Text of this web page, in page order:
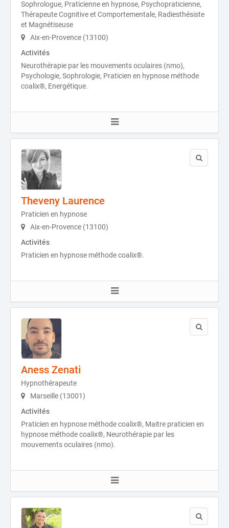
Sophrologue, Praticienne en hypnose, Psychopraticienne,
Thérapeute Cognitive et Comportementale, Radiesthésiste
et Magnétiseuse
Aix-en-Provence (13100)
Activités
Neurothérapie par les mouvements oculaires (nmo),
Psychologie, Sophrologie, Praticien en hypnose méthode
coalix®, Energétique.
Theveny Laurence
Praticien en hypnose
Aix-en-Provence (13100)
Activités
Praticien en hypnose méthode coalix®.
Aness Zenati
Hypnothérapeute
Marseille (13001)
Activités
Praticien en hypnose méthode coalix®, Maitre praticien en
hypnose méthode coalix®, Neurothérapie par les
mouvements oculaires (nmo).